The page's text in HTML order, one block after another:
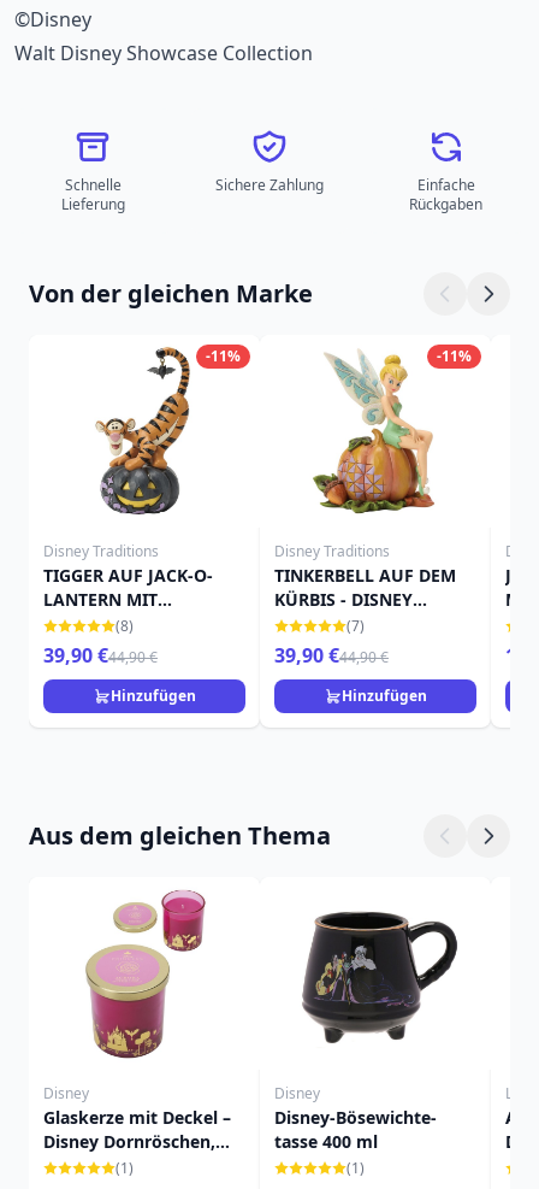
©Disney
Walt Disney Showcase Collection
Schnelle
Lieferung
Sichere Zahlung
Einfache
Rückgaben
Von der gleichen Marke
-11%
Disney Traditions
TIGGER AUF JACK-O-
LANTERN MIT
FLEDERMAUS - DISNEY
TRADITIONS
(8)
39,90 €44,90 €
Hinzufügen
-11%
Disney Traditions
TINKERBELL AUF DEM
KÜRBIS - DISNEY
TRADITIONS
(7)
39,90 €44,90 €
Hinzufügen
Aus dem gleichen Thema
Disney
Glaskerze mit Deckel –
Disney Dornröschen,
Wildrose & Vanille
(1)
Disney
Disney-Bösewichte-
tasse 400 ml
(1)